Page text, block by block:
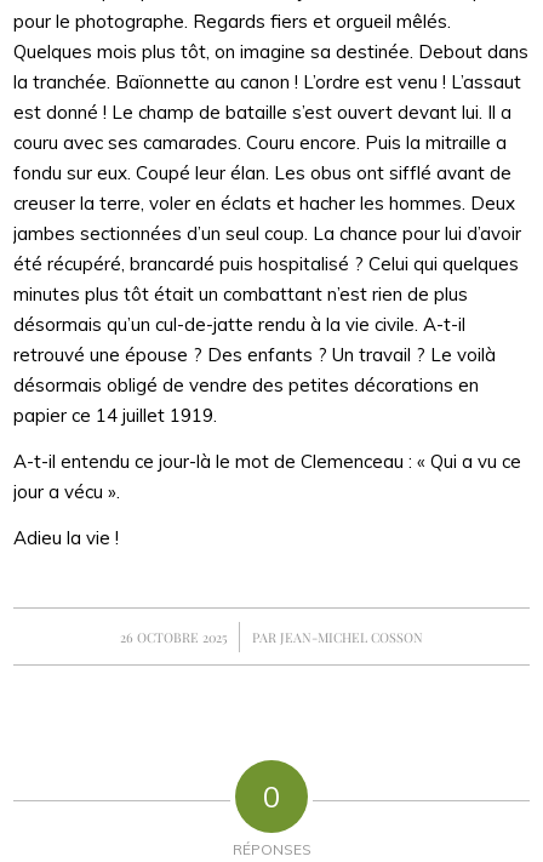
pour le photographe. Regards fiers et orgueil mêlés.
Quelques mois plus tôt, on imagine sa destinée. Debout dans
la tranchée. Baïonnette au canon ! L’ordre est venu ! L’assaut
est donné ! Le champ de bataille s’est ouvert devant lui. Il a
couru avec ses camarades. Couru encore. Puis la mitraille a
fondu sur eux. Coupé leur élan. Les obus ont sifflé avant de
creuser la terre, voler en éclats et hacher les hommes. Deux
jambes sectionnées d’un seul coup. La chance pour lui d’avoir
été récupéré, brancardé puis hospitalisé ? Celui qui quelques
minutes plus tôt était un combattant n’est rien de plus
désormais qu’un cul-de-jatte rendu à la vie civile. A-t-il
retrouvé une épouse ? Des enfants ? Un travail ? Le voilà
désormais obligé de vendre des petites décorations en
papier ce 14 juillet 1919.
A-t-il entendu ce jour-là le mot de Clemenceau : « Qui a vu ce
jour a vécu ».
Adieu la vie !
26 OCTOBRE 2025
/ PAR JEAN-MICHEL COSSON
0
RÉPONSES